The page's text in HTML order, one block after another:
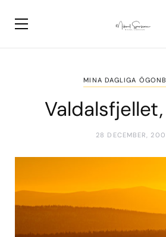
MINA DAGLIGA
28 DECEMBER,